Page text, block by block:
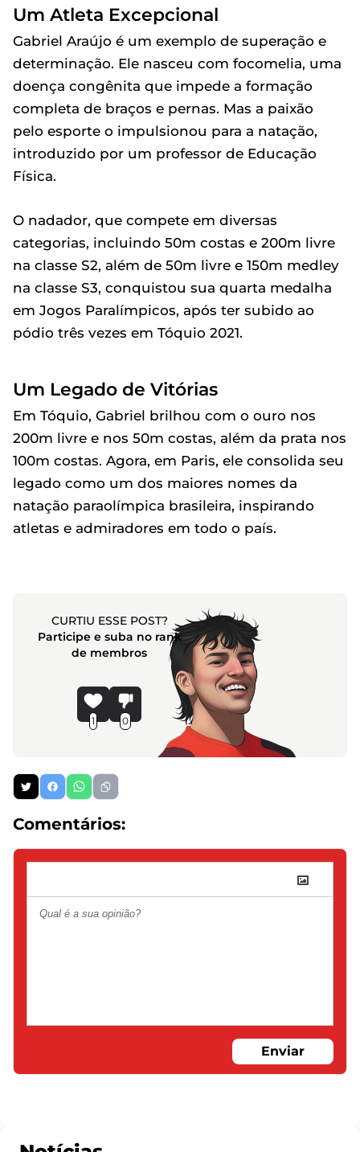
Um Atleta Excepcional
Gabriel Araújo é um exemplo de superação e
determinação. Ele nasceu com focomelia, uma
doença congênita que impede a formação
completa de braços e pernas. Mas a paixão
pelo esporte o impulsionou para a natação,
introduzido por um professor de Educação
Física.
O nadador, que compete em diversas
categorias, incluindo 50m costas e 200m livre
na classe S2, além de 50m livre e 150m medley
na classe S3, conquistou sua quarta medalha
em Jogos Paralímpicos, após ter subido ao
pódio três vezes em Tóquio 2021.
Um Legado de Vitórias
Em Tóquio, Gabriel brilhou com o ouro nos
200m livre e nos 50m costas, além da prata nos
100m costas. Agora, em Paris, ele consolida seu
legado como um dos maiores nomes da
natação paraolímpica brasileira, inspirando
atletas e admiradores em todo o país.
CURTIU ESSE POST?
Participe e suba no rank
de membros
1 0
Comentários:
Enviar